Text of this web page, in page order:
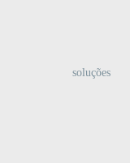
soluções